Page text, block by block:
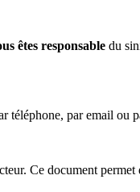
êtes responsable du
téléphone, par email ou
Ce document